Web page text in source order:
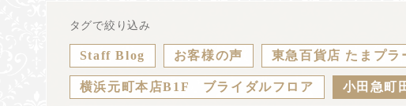
タグで絞り込み
Staff Blog お客様の声 東急百貨店 たまプラ
横浜元町本店B1F ブライダルフロア 小田急町